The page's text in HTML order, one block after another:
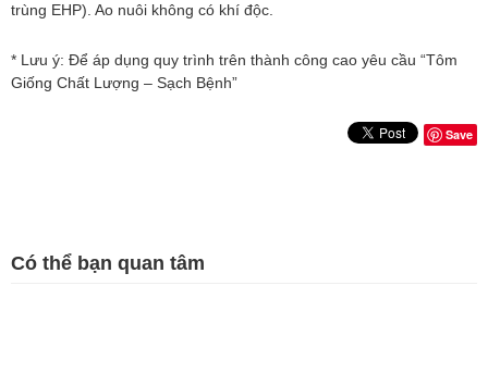
trùng EHP). Ao nuôi không có khí độc.
* Lưu ý: Để áp dụng quy trình trên thành công cao yêu cầu “Tôm
Giống Chất Lượng – Sạch Bệnh”
Save
Có thể bạn quan tâm